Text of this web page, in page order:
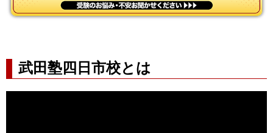
武田塾四日市校とは